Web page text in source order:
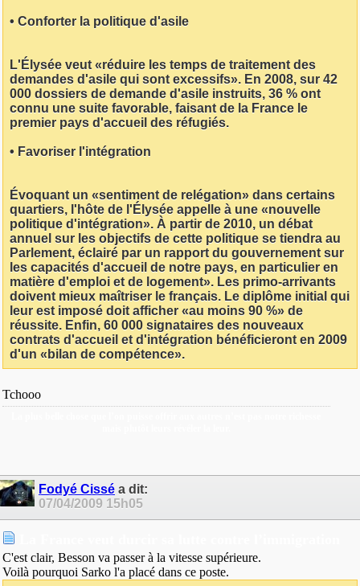
• Conforter la politique d'asile
L'Élysée veut «réduire les temps de traitement des
demandes d'asile qui sont excessifs». En 2008, sur 42
000 dossiers de demande d'asile instruits, 36 % ont
connu une suite favorable, faisant de la France le
premier pays d'accueil des réfugiés.
• Favoriser l'intégration
Évoquant un «sentiment de relégation» dans certains
quartiers, l'hôte de l'Élysée appelle à une «nouvelle
politique d'intégration». À partir de 2010, un débat
annuel sur les objectifs de cette politique se tiendra au
Parlement, éclairé par un rapport du gouvernement sur
les capacités d'accueil de notre pays, en particulier en
matière d'emploi et de logement». Les primo-arrivants
doivent mieux maîtriser le français. Le diplôme initial qui
leur est imposé doit afficher «au moins 90 %» de
réussite. Enfin, 60 000 signataires des nouveaux
contrats d'accueil et d'intégration bénéficieront en 2009
d'un «bilan de compétence».
Tchooo
Fodyé Cissé a dit:
07/04/2009 15h05
C'est clair, Besson va passer à la vitesse supérieure.
Voilà pourquoi Sarko l'a placé dans ce poste.